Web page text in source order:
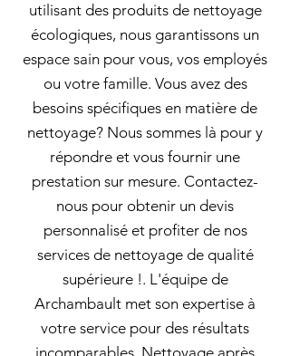
utilisant des produits de nettoyage
écologiques, nous garantissons un
espace sain pour vous, vos employés
ou votre famille. Vous avez des
besoins spécifiques en matière de
nettoyage? Nous sommes là pour y
répondre et vous fournir une
prestation sur mesure. Contactez-
nous pour obtenir un devis
personnalisé et profiter de nos
services de nettoyage de qualité
supérieure !. L'équipe de
Archambault met son expertise à
votre service pour des résultats
incomparables. Nettoyage après